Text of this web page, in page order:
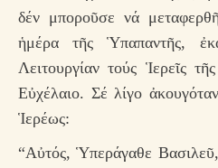
δέν μποροῦσε νά
ἡμέρα τῆς Ὑπαπαντῆς,
Λειτουργίαν τούς Ἱερεῖς
Εὐχέλαιο. Σέ λίγο
Ἱερέως:
“Αὐτός, Ὑπεράγαθε